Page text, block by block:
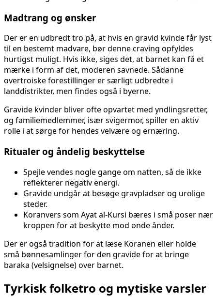
Madtrang og ønsker
Der er en udbredt tro på, at hvis en gravid kvinde får lyst
til en bestemt madvare, bør denne craving opfyldes
hurtigst muligt. Hvis ikke, siges det, at barnet kan få et
mærke i form af det, moderen savnede. Sådanne
overtroiske forestillinger er særligt udbredte i
landdistrikter, men findes også i byerne.
Gravide kvinder bliver ofte opvartet med yndlingsretter,
og familiemedlemmer, især svigermor, spiller en aktiv
rolle i at sørge for hendes velvære og ernæring.
Ritualer og åndelig beskyttelse
Spejle vendes nogle gange om natten, så de ikke
reflekterer negativ energi.
Gravide undgår at besøge gravpladser og urolige
steder.
Koranvers som Ayat al-Kursi bæres i små poser nær
kroppen for at beskytte mod onde ånder.
Der er også tradition for at læse Koranen eller holde
små bønnesamlinger for den gravide for at bringe
baraka (velsignelse) over barnet.
Tyrkisk folketro og mytiske varsler